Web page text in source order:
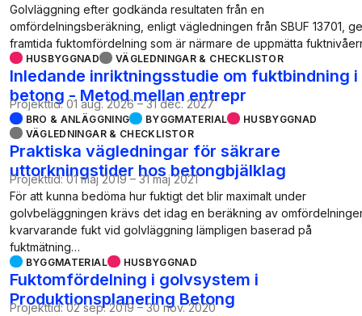
Golvläggning efter godkända resultaten från en
omfördelningsberäkning, enligt vägledningen från SBUF 13701,
framtida fuktomfördelning som är närmare de uppmätta
HUSBYGGNAD VÄGLEDNINGAR & CHECKLISTOR
Inledande inriktningsstudie om fuktbindning i
betong - Metod mellan entrepr
Projekttid: 01 aug. 2026 – 31 dec. 2027
BRO & ANLÄGGNING BYGGMATERIAL
HUSBYGGNAD
VÄGLEDNINGAR & CHECKLISTOR
Praktiska vägledningar för säkrare
uttorkningstider hos betongbjälklag
Projekttid: 01 maj 2019 – 31 maj 2021
För att kunna bedöma hur fuktigt det blir maximalt under
golvbeläggningen krävs det idag en beräkning av
kvarvarande fukt vid golvläggning lämpligen baserad på
fuktmätning…
BYGGMATERIAL HUSBYGGNAD
Fuktomfördelning i golvsystem i
Produktionsplanering Betong
Projekttid: 02 sep. 2019 – 30 nov. 2020